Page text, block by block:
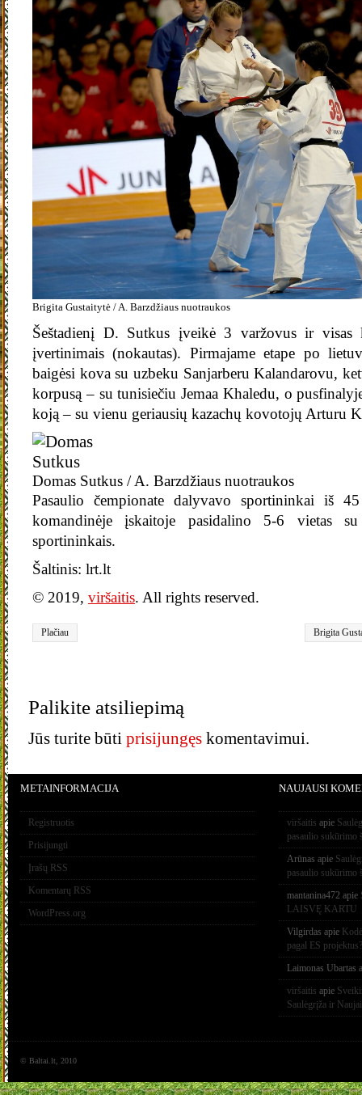
Brigita Gustaitytė / A. Barzdžiaus nuotraukos
Šeštadienį D. Sutkus įveikė 3 varžovus ir visas
įvertinimais (nokautas). Pirmajame etape po
baigėsi kova su uzbeku Sanjarberu Kalandarovu,
korpusą – su tunisiečiu Jemaa Khaledu, o
koją – su vienu geriausių kazachų kovotojų Arturu
Domas Sutkus / A. Barzdžiaus nuotraukos
Pasaulio čempionate dalyvavo sportininkai iš
komandinėje įskaitoje pasidalino 5-6 vietas
sportininkais.
Šaltinis: lrt.lt
© 2019, viršaitis. All rights reserved.
Plačiau
Brigita
Palikite atsiliepimą
Jūs turite būti prisijungęs komentavimui.
METAINFORMACIJA
Registruotis
Prisijungti
Įrašų RSS
Komentarų RSS
WordPress.org
NAUJAUSI
viršaitis apie
pasaulio sukūrimo
Arūnas apie
pasaulio sukūrimo
mantanina472 apie
LAISVĘ KARTU
Vilgirdas apie
pagal ES projektus?
Laimonas Ubartas
viršaitis apie
Saulėgrįža ir
© Baltai.lt, 2010